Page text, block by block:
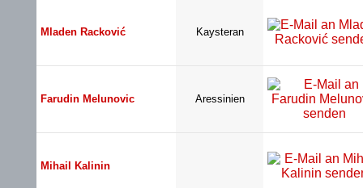
Mladen Racković Kaysteran
Farudin Melunovic Aressinien
Mihail Kalinin